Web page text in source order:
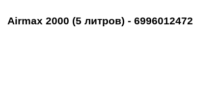
Airmax 2000 (5 литров) - 6996012472